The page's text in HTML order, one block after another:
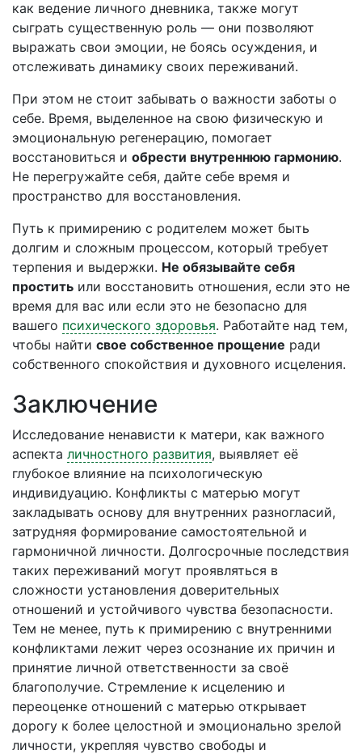
как ведение личного дневника, также могут
сыграть существенную роль — они позволяют
выражать свои эмоции, не боясь осуждения, и
отслеживать динамику своих переживаний.
При этом не стоит забывать о важности заботы о
себе. Время, выделенное на свою физическую и
эмоциональную регенерацию, помогает
восстановиться и обрести внутреннюю гармонию.
Не перегружайте себя, дайте себе время и
пространство для восстановления.
Путь к примирению с родителем может быть
долгим и сложным процессом, который требует
терпения и выдержки. Не обязывайте себя
простить или восстановить отношения, если это не
время для вас или если это не безопасно для
вашего психического здоровья. Работайте над тем,
чтобы найти свое собственное прощение ради
собственного спокойствия и духовного исцеления.
Заключение
Исследование ненависти к матери, как важного
аспекта личностного развития, выявляет её
глубокое влияние на психологическую
индивидуацию. Конфликты с матерью могут
закладывать основу для внутренних разногласий,
затрудняя формирование самостоятельной и
гармоничной личности. Долгосрочные последствия
таких переживаний могут проявляться в
сложности установления доверительных
отношений и устойчивого чувства безопасности.
Тем не менее, путь к примирению с внутренними
конфликтами лежит через осознание их причин и
принятие личной ответственности за своё
благополучие. Стремление к исцелению и
переоценке отношений с матерью открывает
дорогу к более целостной и эмоционально зрелой
личности, укрепляя чувство свободы и